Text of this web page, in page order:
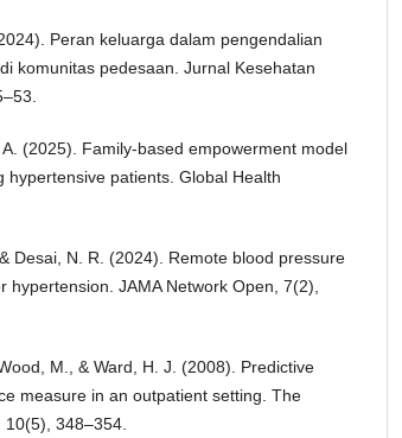
Peran keluarga dalam pengendalian
komunitas pedesaan. Jurnal Kesehatan
(2025). Family-based empowerment model
patients. Global Health
Desai, N. R. (2024). Remote blood pressure
hypertension. JAMA Network Open, 7(2),
M., & Ward, H. J. (2008). Predictive
measure in an outpatient setting. The
348–354.